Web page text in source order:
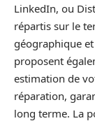
LinkedIn, ou
répartis sur le
géographique
proposent
estimation de
réparation,
long terme. La